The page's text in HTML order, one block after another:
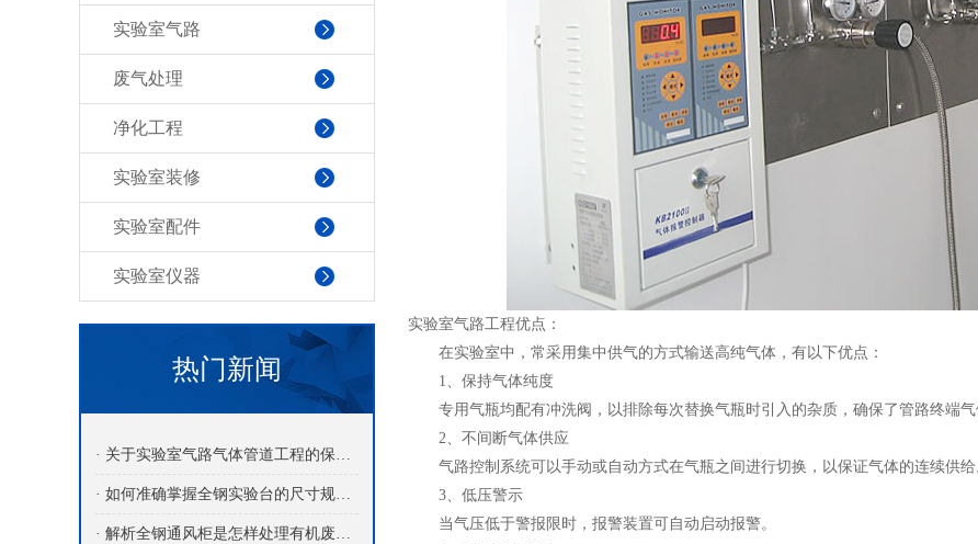
实验室气路
废气处理
净化工程
实验室装修
实验室配件
实验室仪器
热门新闻
· 关于实验室气路气体管道工程的保养介绍
· 如何准确掌握全钢实验台的尺寸规格？
· 解析全钢通风柜是怎样处理有机废气的？
实验室气路工程优点：
在实验室中，常采用集中供气的方式输送高纯气体，有以下优点：
1、保持气体纯度
专用气瓶均配有冲洗阀，以排除每次替换气瓶时引入的杂质，确保了管路终端气
2、不间断气体供应
气路控制系统可以手动或自动方式在气瓶之间进行切换，以保证气体的连续供给
3、低压警示
当气压低于警报限时，报警装置可自动启动报警。